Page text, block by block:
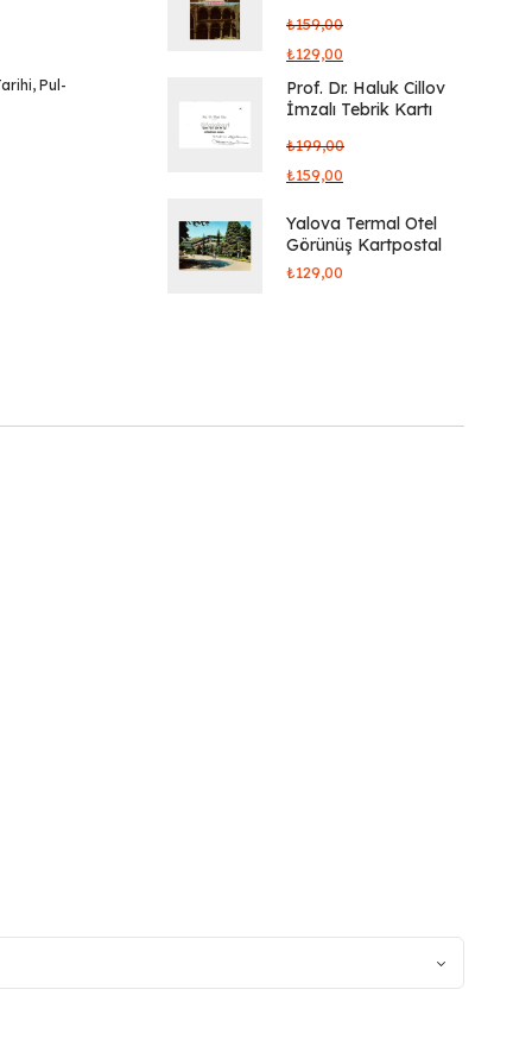
, Pul-
₺159,00
₺129,00
Prof. Dr. Haluk Cillov
İmzalı Tebrik Kartı
₺199,00
₺159,00
Yalova Termal Otel
Görünüş Kartpostal
₺129,00